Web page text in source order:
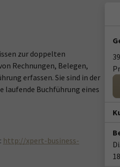
zur doppelten
Rechnungen, Belegen,
erfassen. Sie sind in der
laufende Buchführung eines
http://xpert-business-